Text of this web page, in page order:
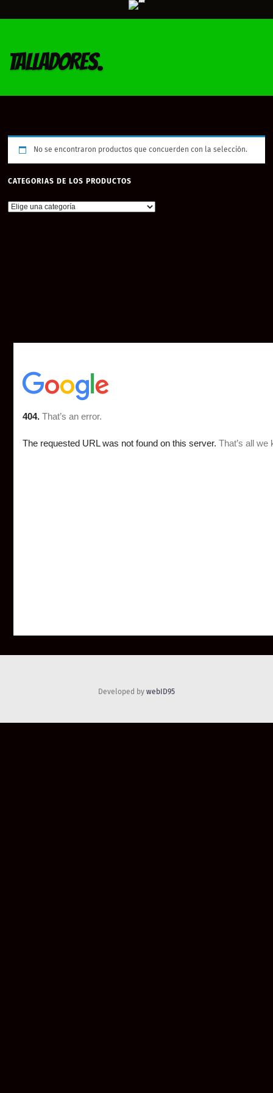
TALLADORES.
No se encontraron productos que concuerden con la selección.
CATEGORIAS DE LOS PRODUCTOS
Developed by webID95